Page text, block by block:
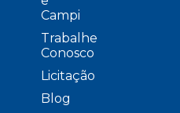
Campi
Trabalhe
Conosco
Licitação
Blog